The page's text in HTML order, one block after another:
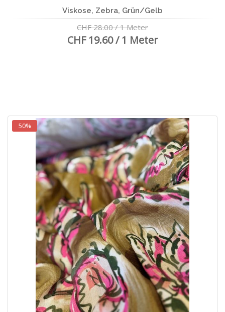
Viskose, Zebra, Grün/Gelb
CHF 28.00 / 1 Meter
CHF 19.60 / 1 Meter
50%